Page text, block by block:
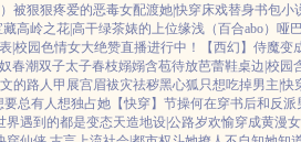
）被狠狠疼爱的恶毒女配渡她|快穿床戏替身书包小
藏高岭之花|高干绿茶婊的上位缘浅（百合abo）哑
|校园色情女大绝赞直播进行中！ 【西幻】侍魔变
春潮双子太子春枝嫋嫋含苞待放芭蕾鞋桌边|校园
的路人甲 展宫眉袚灾祛秽黑心狐只想吃掉男主|快
要总有人想独占她 【快穿】节操何在穿书后和反派
界遇到的都是变态天造地设|公路岁欢愉穿成黄漫